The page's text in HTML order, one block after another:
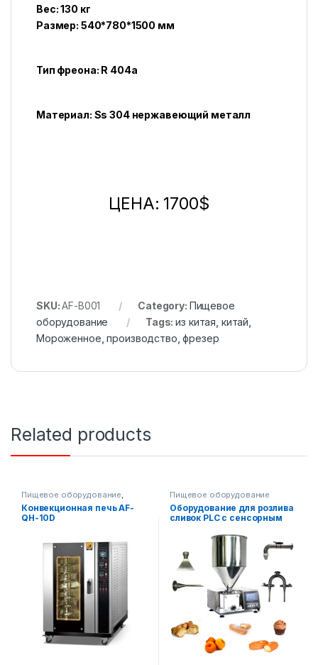
Вес: 130 кг
Размер: 540*780*1500 мм
Тип фреона: R 404a
Материал: Ss 304 нержавеющий металл
ЦЕНА: 1700$
SKU:AF-B001 Category: Пищевое
оборудование
Tags:из китая китай
Мороженное ,производство ,фрезер
Related products
Пищевое оборудование,
Кондитерские печи
Конвекционная печь AF-
QH-10D
Пищевое оборудование
Оборудование для розлива
сливок PLC с сенсорным